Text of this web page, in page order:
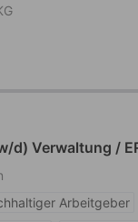
d) Verwaltung /
Arbeitgeber